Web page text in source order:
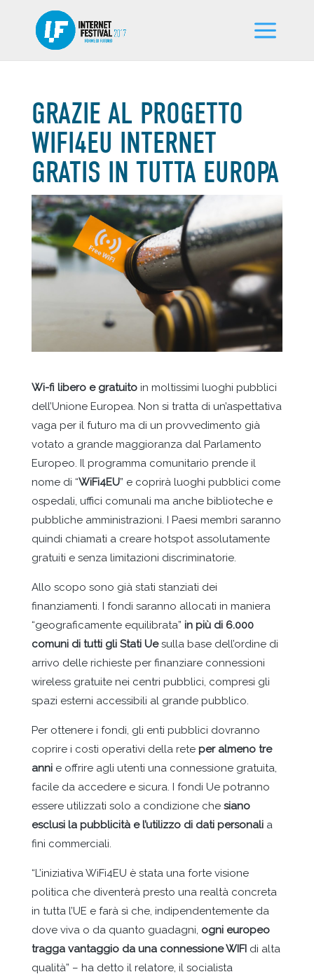
GRAZIE AL PROGETTO
WIFI4EU INTERNET
GRATIS IN TUTTA EUROPA
Wi-fi libero e gratuitoin moltissimi luoghi pubblici
dell’Unione Europea. Non si tratta di un’aspettativa
vaga per il futuro ma di un provvedimento già
votato a grande maggioranza dal Parlamento
Europeo. Il programma comunitario prende il
nome di “WiFi4EU” e coprirà luoghi pubblici come
ospedali, uffici comunali ma anche biblioteche e
pubbliche amministrazioni. I Paesi membri saranno
quindi chiamati a creare hotspot assolutamente
gratuiti e senza limitazioni discriminatorie.
Allo scopo sono già stati stanziati dei
finanziamenti. I fondi saranno allocati in maniera
“geograficamente equilibrata” in più di 6.000
comuni di tutti gli Stati Uesulla base dell’ordine di
arrivo delle richieste per finanziare connessioni
wireless gratuite nei centri pubblici, compresi gli
spazi esterni accessibili al grande pubblico.
Per ottenere i fondi, gli enti pubblici dovranno
coprire i costi operativi della rete per almeno tre
annie offrire agli utenti una connessione gratuita,
facile da accedere e sicura. I fondi Ue potranno
essere utilizzati solo a condizione chesiano
esclusi la pubblicità e l’utilizzo di dati personalia
fini commerciali.
“L’iniziativa WiFi4EU è stata una forte visione
politica che diventerà presto una realtà concreta
in tutta l’UE e farà sì che, indipendentemente da
dove viva o da quanto guadagni, ogni europeo
tragga vantaggio da una connessione WIFIdi alta
qualità” – ha detto il relatore, il socialista